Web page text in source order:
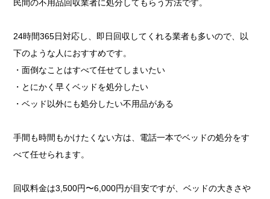
民間の不用品回収業者に処分してもらう方法です。
24時間365日対応し、即日回収してくれる業者も多いので、以
下のような人におすすめです。
・面倒なことはすべて任せてしまいたい
・とにかく早くベッドを処分したい
・ベッド以外にも処分したい不用品がある
手間も時間もかけたくない方は、電話一本でベッドの処分をす
べて任せられます。
回収料金は3,500円〜6,000円が目安ですが、ベッドの大きさや